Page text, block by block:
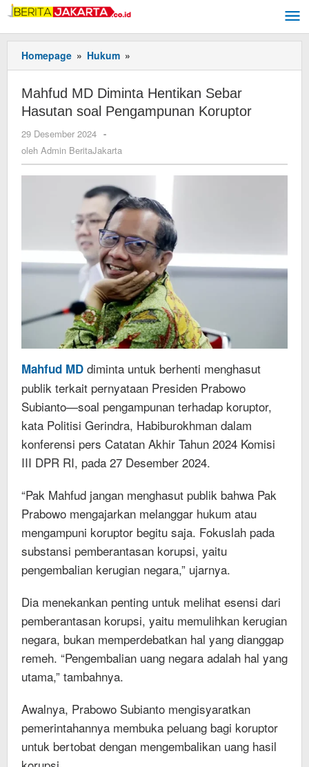
Lewati
ke
konten
Homepage » Hukum »
MD
Hentikan
Sebar
Mahfud MD Diminta Hentikan Sebar
Hasutan soal Pengampunan Koruptor
29 Desember 2024 oleh
Admin
-
oleh Admin BeritaJakarta
Mahfud MD diminta untuk berhenti menghasut
publik terkait pernyataan Presiden Prabowo
Subianto—soal pengampunan terhadap koruptor,
kata Politisi Gerindra, Habiburokhman dalam
konferensi pers Catatan Akhir Tahun 2024 Komisi
III DPR RI, pada 27 Desember 2024.
“Pak Mahfud jangan menghasut publik bahwa Pak
Prabowo mengajarkan melanggar hukum atau
mengampuni koruptor begitu saja. Fokuslah pada
substansi pemberantasan korupsi, yaitu
pengembalian kerugian negara,” ujarnya.
Dia menekankan penting untuk melihat esensi dari
pemberantasan korupsi, yaitu memulihkan kerugian
negara, bukan memperdebatkan hal yang dianggap
remeh. “Pengembalian uang negara adalah hal yang
utama,” tambahnya.
Awalnya, Prabowo Subianto mengisyaratkan
pemerintahannya membuka peluang bagi koruptor
untuk bertobat dengan mengembalikan uang hasil